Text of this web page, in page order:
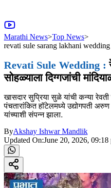
Marathi News>Top News>
revati sule sarang lakhani
Revati Sule Wedding :
सोहळ्याला दिग्गजांची
खासदार सुप्रिया सुळे यांची कन्या
पंचतारांकित हॉटेलमध्ये उद्योगपती
यांच्याशी संपन्न झाला.
ByAkshay Ishwar Mandlik
Updated On:June 20, 2026, 09:18